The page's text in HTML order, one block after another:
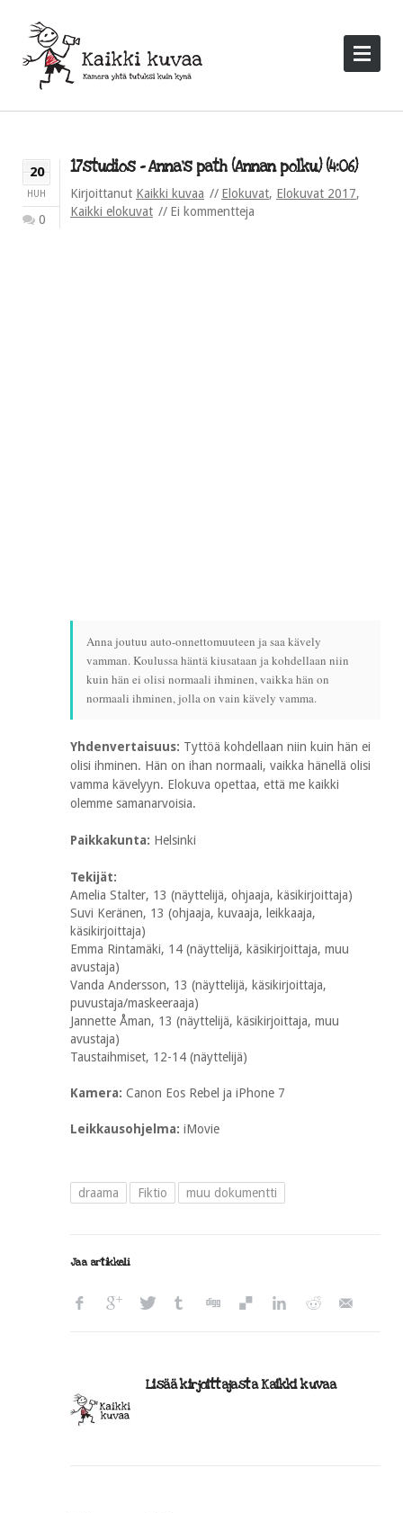
20
HUH
0
17studios – Anna’s path (Annan polku) (4:06)
Kirjoittanut Kaikki kuvaa Elokuvat, Elokuvat 2017,
Kaikki elokuvat
Ei kommentteja
Anna joutuu auto-onnettomuuteen ja saa kävely
vamman. Koulussa häntä kiusataan ja kohdellaan niin
kuin hän ei olisi normaali ihminen, vaikka hän on
normaali ihminen, jolla on vain kävely vamma.
Yhdenvertaisuus: Tyttöä kohdellaan niin kuin hän ei
olisi ihminen. Hän on ihan normaali, vaikka hänellä olisi
vamma kävelyyn. Elokuva opettaa, että me kaikki
olemme samanarvoisia.
Paikkakunta: Helsinki
Tekijät:
Amelia Stalter, 13 (näyttelijä, ohjaaja, käsikirjoittaja)
Suvi Keränen, 13 (ohjaaja, kuvaaja, leikkaaja,
käsikirjoittaja)
Emma Rintamäki, 14 (näyttelijä, käsikirjoittaja, muu
avustaja)
Vanda Andersson, 13 (näyttelijä, käsikirjoittaja,
puvustaja/maskeeraaja)
Jannette Åman, 13 (näyttelijä, käsikirjoittaja, muu
avustaja)
Taustaihmiset, 12-14 (näyttelijä)
Kamera: Canon Eos Rebel ja iPhone 7
Leikkausohjelma: iMovie
draama Fiktio muu dokumentti
Jaa artikkeli
Lisää kirjoittajasta Kaikki kuvaa